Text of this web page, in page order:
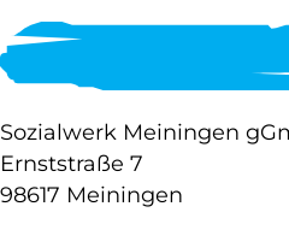
Sozialwerk Meiningen
Ernststraße 7
98617 Meiningen